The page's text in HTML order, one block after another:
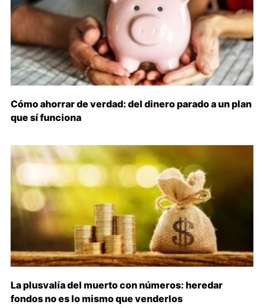
Cómo ahorrar de verdad: del dinero parado a un plan
que sí funciona
La plusvalía del muerto con números: heredar
fondos no es lo mismo que venderlos